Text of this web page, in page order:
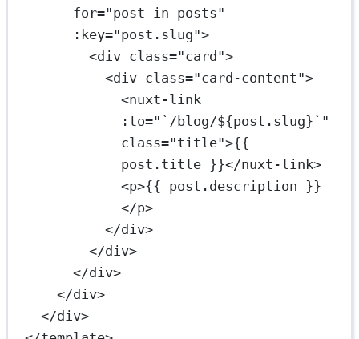
for="post in posts"
:key="post.slug">
<div class="card">
<div class="card-content">
<nuxt-link
:to="`/blog/${post.slug}`"
class="title">{{
post.title }}</nuxt-link>
<p>{{ post.description }}
</p>
</div>
</div>
</div>
</div>
</div>